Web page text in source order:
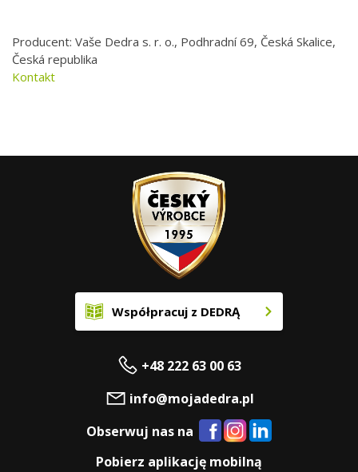
Producent: Vaše Dedra s. r. o., Podhradní 69, Česká Skalice,
Česká republika
Kontakt
Współpracuj z DEDRĄ
+48 222 63 00 63
info@mojadedra.pl
Obserwuj nas na
Pobierz aplikację mobilną